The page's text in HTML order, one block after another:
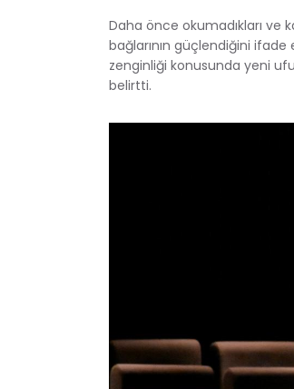
Daha önce okumadıkları ve
bağlarının güçlendiğini
zenginliği konusunda yeni
belirtti.